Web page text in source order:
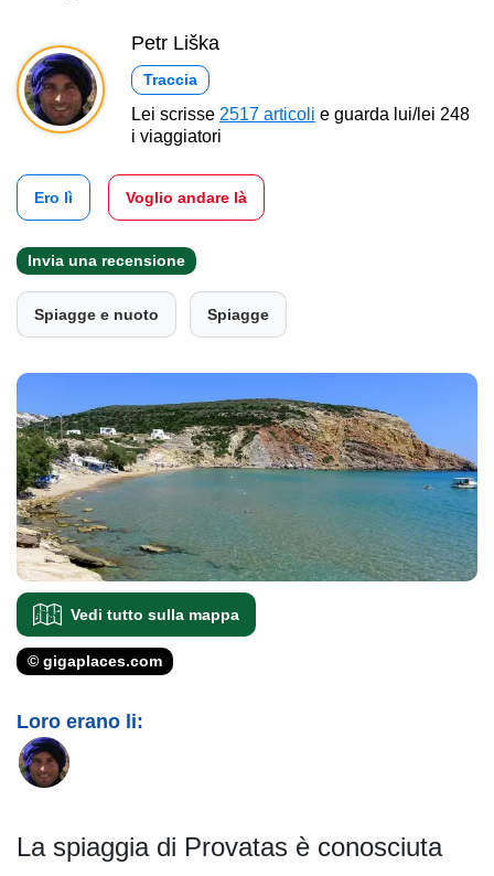
Petr Liška
Traccia
Lei scrisse 2517 articoli e guarda lui/lei 248
i viaggiatori
Ero lì Voglio andare là
Invia una recensione
Spiagge e nuoto Spiagge
Vedi tutto sulla mappa
© gigaplaces.com
Loro erano li:
La spiaggia di Provatas è conosciuta